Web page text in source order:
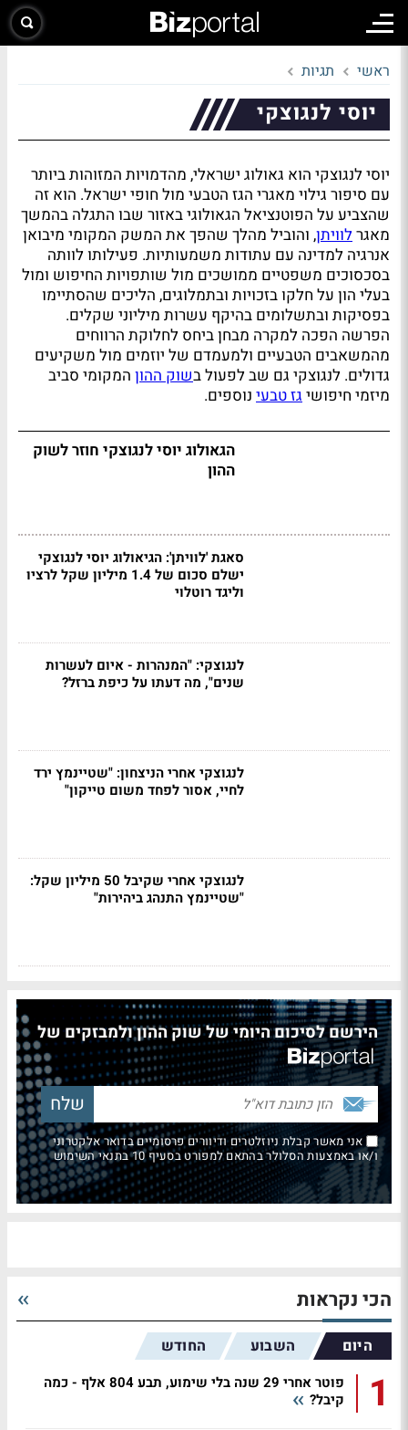
ראשי תגיות
יוסי לנגוצקי
יוסי לנגוצקי הוא גאולוג ישראלי, מהדמויות המזוהות ביותר
עם סיפור גילוי מאגרי הגז הטבעי מול חופי ישראל. הוא זה
שהצביע על הפוטנציאל הגאולוגי באזור שבו התגלה בהמשך
מאגרלוויתן, והוביל מהלך שהפך את המשק המקומי מיבואן
אנרגיה למדינה עם עתודות משמעותיות. פעילותו לוותה
בסכסוכים משפטיים ממושכים מול שותפויות החיפוש ומול
בעלי הון על חלקו בזכויות ובתמלוגים, הליכים שהסתיימו
בפסיקות ובתשלומים בהיקף עשרות מיליוני שקלים.
הפרשה הפכה למקרה מבחן ביחס לחלוקת הרווחים
מהמשאבים הטבעיים ולמעמדם של יוזמים מול משקיעים
גדולים. לנגוצקי גם שב לפעול בשוק ההון המקומי סביב
מיזמי חיפושיגז טבעי נוספים.
הגאולוג יוסי לנגוצקי חוזר לשוק
ההון
סאגת 'לוויתן': הגיאולוג יוסי לנגוצקי
ישלם סכום של 1.4 מיליון שקל לרציו
וליגד רוטלוי
לנגוצקי: "המנהרות - איום לעשרות
שנים", מה דעתו על כיפת ברזל?
לנגוצקי אחרי הניצחון: "שטיינמץ ירד
לחיי, אסור לפחד משום טייקון"
לנגוצקי אחרי שקיבל 50 מיליון שקל:
"שטיינמץ התנהג ביהירות"
הירשם לסיכום היומי של שוק ההון ולמבזקים של
אני מאשר קבלת ניוזלטרים ודיוורים פרסומיים בדואר אלקטרוני
ו/או באמצעות הסלולר בהתאם למפורט בסעיף 10 בתנאי השימוש
הכי נקראות
היום השבוע החודש
1
פוטר אחרי 29 שנה בלי שימוע, תבע 804 אלף - כמה
קיבל?